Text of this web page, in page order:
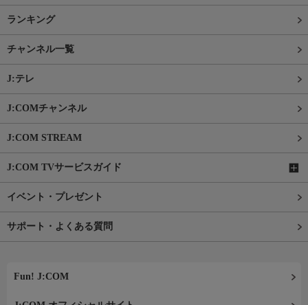
ランキング
チャンネル一覧
J:テレ
J:COMチャンネル
J:COM STREAM
J:COM TVサービスガイド
イベント・プレゼント
サポート・よくある質問
Fun! J:COM